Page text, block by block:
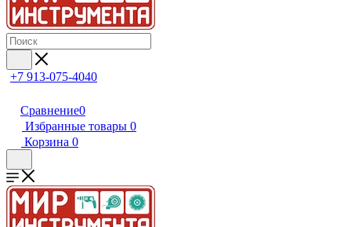
+7 913-075-4040
Сравнение0
Избранные товары 0
Корзина 0